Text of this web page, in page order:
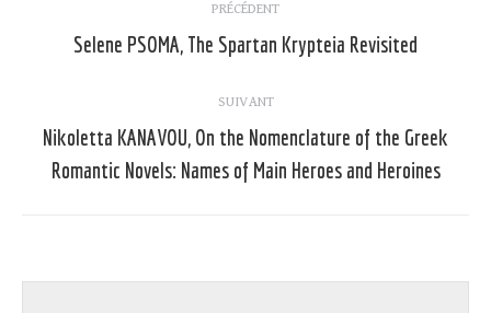
article
PRÉCÉDENT
Article
:
Selene PSOMA, The Spartan Krypteia Revisited
SUIVANT
Article
suivant
Nikoletta KANAVOU, On the Nomenclature of the Greek
Romantic Novels: Names of Main Heroes and Heroines